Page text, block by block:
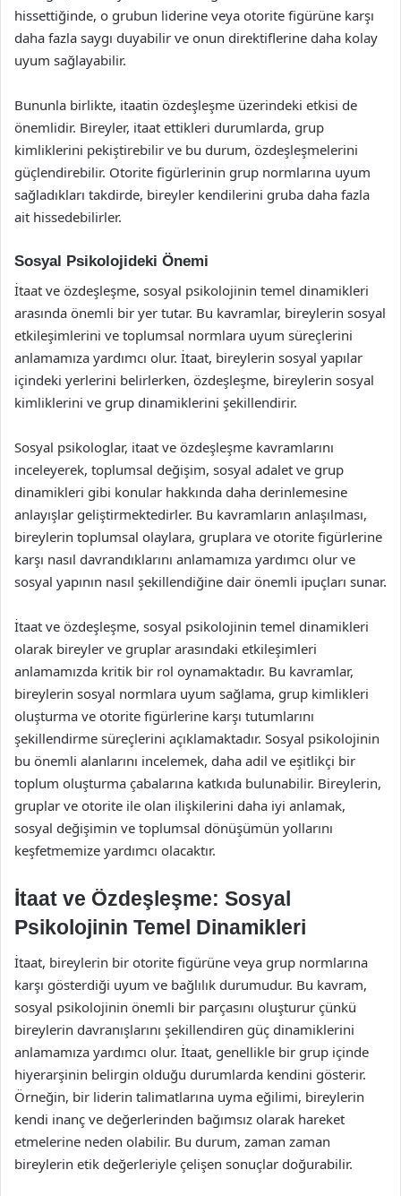
hissettiğinde, o grubun liderine veya otorite figürüne karşı
daha fazla saygı duyabilir ve onun direktiflerine daha kolay
uyum sağlayabilir.
Bununla birlikte, itaatin özdeşleşme üzerindeki etkisi de
önemlidir. Bireyler, itaat ettikleri durumlarda, grup
kimliklerini pekiştirebilir ve bu durum, özdeşleşmelerini
güçlendirebilir. Otorite figürlerinin grup normlarına uyum
sağladıkları takdirde, bireyler kendilerini gruba daha fazla
ait hissedebilirler.
Sosyal Psikolojideki Önemi
İtaat ve özdeşleşme, sosyal psikolojinin temel dinamikleri
arasında önemli bir yer tutar. Bu kavramlar, bireylerin sosyal
etkileşimlerini ve toplumsal normlara uyum süreçlerini
anlamamıza yardımcı olur. İtaat, bireylerin sosyal yapılar
içindeki yerlerini belirlerken, özdeşleşme, bireylerin sosyal
kimliklerini ve grup dinamiklerini şekillendirir.
Sosyal psikologlar, itaat ve özdeşleşme kavramlarını
inceleyerek, toplumsal değişim, sosyal adalet ve grup
dinamikleri gibi konular hakkında daha derinlemesine
anlayışlar geliştirmektedirler. Bu kavramların anlaşılması,
bireylerin toplumsal olaylara, gruplara ve otorite figürlerine
karşı nasıl davrandıklarını anlamamıza yardımcı olur ve
sosyal yapının nasıl şekillendiğine dair önemli ipuçları sunar.
İtaat ve özdeşleşme, sosyal psikolojinin temel dinamikleri
olarak bireyler ve gruplar arasındaki etkileşimleri
anlamamızda kritik bir rol oynamaktadır. Bu kavramlar,
bireylerin sosyal normlara uyum sağlama, grup kimlikleri
oluşturma ve otorite figürlerine karşı tutumlarını
şekillendirme süreçlerini açıklamaktadır. Sosyal psikolojinin
bu önemli alanlarını incelemek, daha adil ve eşitlikçi bir
toplum oluşturma çabalarına katkıda bulunabilir. Bireylerin,
gruplar ve otorite ile olan ilişkilerini daha iyi anlamak,
sosyal değişimin ve toplumsal dönüşümün yollarını
keşfetmemize yardımcı olacaktır.
İtaat ve Özdeşleşme: Sosyal
Psikolojinin Temel Dinamikleri
İtaat, bireylerin bir otorite figürüne veya grup normlarına
karşı gösterdiği uyum ve bağlılık durumudur. Bu kavram,
sosyal psikolojinin önemli bir parçasını oluşturur çünkü
bireylerin davranışlarını şekillendiren güç dinamiklerini
anlamamıza yardımcı olur. İtaat, genellikle bir grup içinde
hiyerarşinin belirgin olduğu durumlarda kendini gösterir.
Örneğin, bir liderin talimatlarına uyma eğilimi, bireylerin
kendi inanç ve değerlerinden bağımsız olarak hareket
etmelerine neden olabilir. Bu durum, zaman zaman
bireylerin etik değerleriyle çelişen sonuçlar doğurabilir.